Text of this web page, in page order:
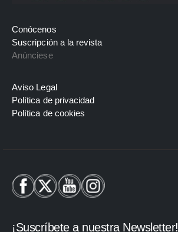
Conócenos
Suscripción a la revista
Anúnciese
Aviso Legal
Política de privacidad
Política de cookies
¡Suscríbete a nuestra Newsletter!